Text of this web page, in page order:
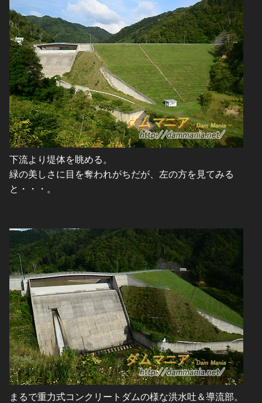
下流より堤体を眺める。
緑の美しさに目を奪われがちだが、左の方を見てみる
と・・・。
まるで重力式コンクリートダムの様な洪水吐＆導流部。